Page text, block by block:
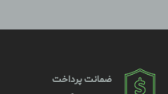
ضمانت پرداخت